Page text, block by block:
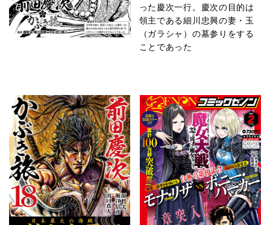
った慶次一行。慶次の目的は
領主である細川忠興の妻・玉
（ガラシャ）の墓参りをする
ことであった